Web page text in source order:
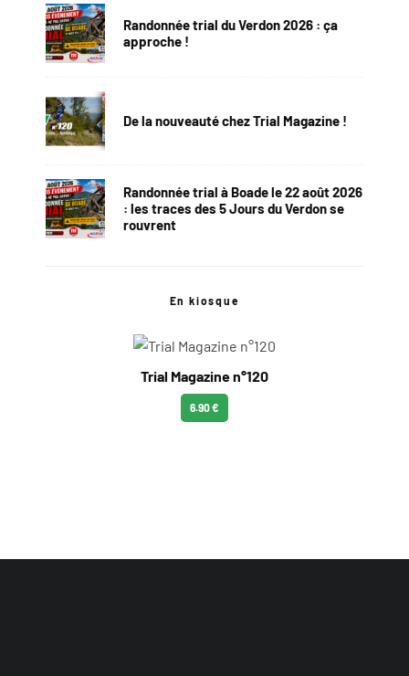
Randonnée trial du Verdon 2026 : ça
approche !
De la nouveauté chez Trial Magazine !
Randonnée trial à Boade le 22 août 2026
: les traces des 5 Jours du Verdon se
rouvrent
En kiosque
Trial Magazine n°120
6.90 €